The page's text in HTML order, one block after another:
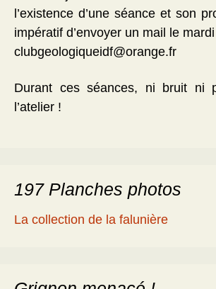
l’existence d’une séance et son
impératif d’envoyer un mail le
clubgeologiqueidf@orange.fr
Durant ces séances, ni bruit ni
l’atelier !
197 Planches photos
La collection de la falunière